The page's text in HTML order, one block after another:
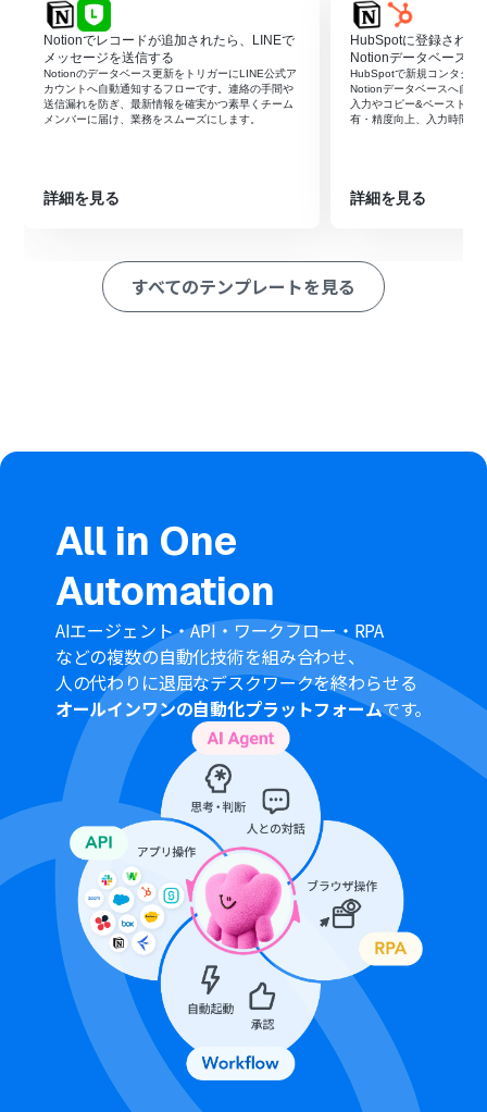
■フローボットの流れ
はじめに、Googleフォーム、Google Drive、そして
NotionをYoomと連携させます。
次に、トリガーとしてGoogleフォームの「フォームに回
答が送信されたら」アクションを設定します。これによ
り、従業員がGoogleフォームから生命保険料控除書類を
ダウンロードする」アクションを設定し、Googleフォー
ョンを設定します。ここでダウンロードしたファイルを選
択し、OCR処理によって書類内の文字情報を抽出します。
最後に、オペレーションでNotionの「レコードを追加す
■このワークフローのカスタムポイント
など）の情報を抽出するかを任意で設定することが可能
です。これにより、業務に必要なデータだけを的確に取得
できます。
Notionへレコードを追加する際には、情報を格納するデ
ータベースや、抽出した各データをどのプロパティ（列）
に対応させるかを自由にカスタマイズできます。既存の管
理フォーマットに合わせて柔軟に設定してください。
注意事項
Googleフォーム、Google Drive、Notionのそれぞれと
Yoomを連携してください。
トリガーは5分、10分、15分、30分、60分の間隔で起動
間隔を選択できます。
プランによって最短の起動間隔が異なりますので、ご注意
ください。
OCRまたは音声を文字起こしするAIオペレーションはチ
ームプラン・サクセスプランでのみご利用いただける機能
となっております。フリープラン・ミニプランの場合は設
定しているフローボットのオペレーションはエラーとな
りますので、ご注意ください。
チームプランやサクセスプランなどの有料プランは、2週
間の無料トライアルを行うことが可能です。無料トライア
ル中には制限対象のアプリやAI機能（オペレーション）を
使用することができます。
Googleフォームをトリガーとして使用した際の回答内容
を取得する方法は下記を参照ください。
https://intercom.help/yoom/ja/articles/6807133
Notionでレコードが追加されたら、LINEで
メッセージを送信する
Notionのデータベース更新をトリガーにLINE公式ア
カウントへ自動通知するフローです。連絡の手間や
送信漏れを防ぎ、最新情報を確実かつ素早くチーム
メンバーに届け、業務をスムーズにします。
詳細を見る
HubSpotに登録された
Notionデータベースへ
HubSpotで新規コンタクト
Notionデータベースへ自動
入力やコピー&ペーストを
有・精度向上、入力時間の
詳細を見る
すべてのテンプレートを見る
All in One
Automation
AIエージェント・API・ワークフロー・RPA
などの複数の自動化技術を組み合わせ、
人の代わりに退屈なデスクワークを終わらせる
オールインワンの自動化プラットフォームです。